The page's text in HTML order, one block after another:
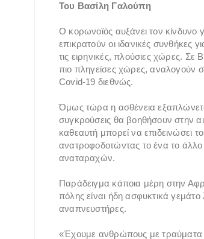
Του Βασίλη Γαλούπη
Ο κορωνοϊός αυξάνει τον κίνδυνο
επικρατούν οι ιδανικές συνθήκες
τις ειρηνικές, πλούσιες χώρες. Σε
πιο πληγείσες χώρες, αναλογούν
Covid-19 διεθνώς.
Όμως τώρα η ασθένεια
συγκρούσεις θα βοηθήσουν στην
καθεαυτή μπορεί να επιδεινώσει
ανατροφοδοτώντας το ένα το άλλο
αναταραχών.
Παράδειγμα κάποια μέρη στην
πόλης είναι ήδη ασφυκτικά
αναπνευστήρες.
«Έχουμε ανθρώπους με τραύματα